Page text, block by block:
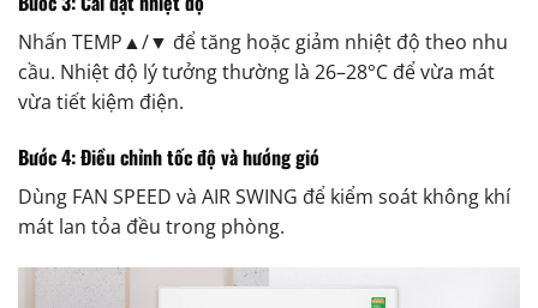
Nhấn TEMP▲/▼ để tăng hoặc giảm nhiệt độ theo nhu
cầu. Nhiệt độ lý tưởng thường là 26–28°C để vừa mát
vừa tiết kiệm điện.
Bước 4: Điều chỉnh tốc độ và hướng gió
Dùng FAN SPEED và AIR SWING để kiểm soát không khí
mát lan tỏa đều trong phòng.